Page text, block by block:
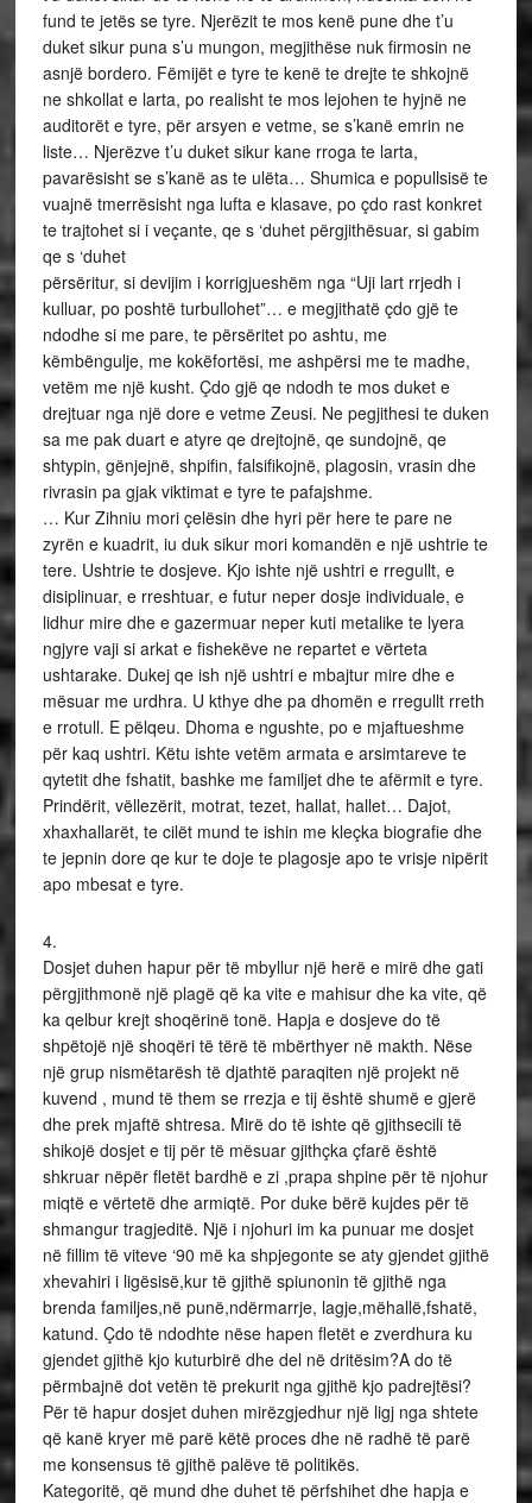
fund te jetës se tyre. Njerëzit te mos kenë pune dhe t’u
duket sikur puna s’u mungon, megjithëse nuk firmosin ne
asnjë bordero. Fëmijët e tyre te kenë te drejte te shkojnë
ne shkollat e larta, po realisht te mos lejohen te hyjnë ne
auditorët e tyre, për arsyen e vetme, se s’kanë emrin ne
liste… Njerëzve t’u duket sikur kane rroga te larta,
pavarësisht se s’kanë as te ulëta… Shumica e popullsisë te
vuajnë tmerrësisht nga lufta e klasave, po çdo rast konkret
te trajtohet si i veçante, qe s ‘duhet përgjithësuar, si gabim
qe s ‘duhet
përsëritur, si devijim i korrigjueshëm nga “Uji lart rrjedh i
kulluar, po poshtë turbullohet”… e megjithatë çdo gjë te
ndodhe si me pare, te përsëritet po ashtu, me
këmbëngulje, me kokëfortësi, me ashpërsi me te madhe,
vetëm me një kusht. Çdo gjë qe ndodh te mos duket e
drejtuar nga një dore e vetme Zeusi. Ne pegjithesi te duken
sa me pak duart e atyre qe drejtojnë, qe sundojnë, qe
shtypin, gënjejnë, shpifin, falsifikojnë, plagosin, vrasin dhe
rivrasin pa gjak viktimat e tyre te pafajshme.
… Kur Zihniu mori çelësin dhe hyri për here te pare ne
zyrën e kuadrit, iu duk sikur mori komandën e një ushtrie te
tere. Ushtrie te dosjeve. Kjo ishte një ushtri e rregullt, e
disiplinuar, e rreshtuar, e futur neper dosje individuale, e
lidhur mire dhe e gazermuar neper kuti metalike te lyera
ngjyre vaji si arkat e fishekëve ne repartet e vërteta
ushtarake. Dukej qe ish një ushtri e mbajtur mire dhe e
mësuar me urdhra. U kthye dhe pa dhomën e rregullt rreth
e rrotull. E pëlqeu. Dhoma e ngushte, po e mjaftueshme
për kaq ushtri. Këtu ishte vetëm armata e arsimtareve te
qytetit dhe fshatit, bashke me familjet dhe te afërmit e tyre.
Prindërit, vëllezërit, motrat, tezet, hallat, hallet… Dajot,
xhaxhallarët, te cilët mund te ishin me kleçka biografie dhe
te jepnin dore qe kur te doje te plagosje apo te vrisje nipërit
apo mbesat e tyre.
4.
Dosjet duhen hapur për të mbyllur një herë e mirë dhe gati
përgjithmonë një plagë që ka vite e mahisur dhe ka vite, që
ka qelbur krejt shoqërinë tonë. Hapja e dosjeve do të
shpëtojë një shoqëri të tërë të mbërthyer në makth. Nëse
një grup nismëtarësh të djathtë paraqiten një projekt në
kuvend , mund të them se rrezja e tij është shumë e gjerë
dhe prek mjaftë shtresa. Mirë do të ishte që gjithsecili të
shikojë dosjet e tij për të mësuar gjithçka çfarë është
shkruar nëpër fletët bardhë e zi ,prapa shpine për të njohur
miqtë e vërtetë dhe armiqtë. Por duke bërë kujdes për të
shmangur tragjeditë. Një i njohuri im ka punuar me dosjet
në fillim të viteve ‘90 më ka shpjegonte se aty gjendet gjithë
xhevahiri i ligësisë,kur të gjithë spiunonin të gjithë nga
brenda familjes,në punë,ndërmarrje, lagje,mëhallë,fshatë,
katund. Çdo të ndodhte nëse hapen fletët e zverdhura ku
gjendet gjithë kjo kuturbirë dhe del në dritësim?A do të
përmbajnë dot vetën të prekurit nga gjithë kjo padrejtësi?
Për të hapur dosjet duhen mirëzgjedhur një ligj nga shtete
që kanë kryer më parë këtë proces dhe në radhë të parë
me konsensus të gjithë palëve të politikës.
Kategoritë, që mund dhe duhet të përfshihet dhe hapja e